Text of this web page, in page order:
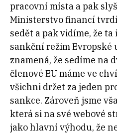
pracovní místa a pak
Ministerstvo financí
sedět a pak vidíme, že
sankční režim Evropské
znamená, že sedíme na
členové EU máme ve
všichni držet za jeden
sankce. Zároveň jsme
která si na své webové
jako hlavní výhodu, že